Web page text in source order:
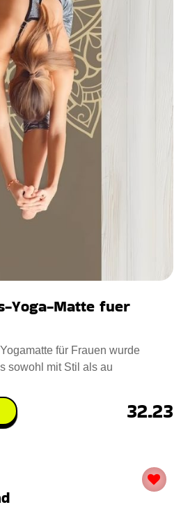
Yoga-Matte fuer
für Frauen wurde
sowohl mit Stil als au
32.23